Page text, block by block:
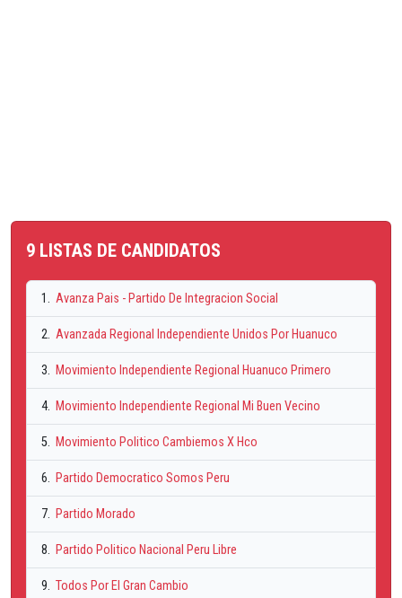
9 LISTAS DE CANDIDATOS
1. Avanza Pais - Partido De Integracion Social
2. Avanzada Regional Independiente Unidos Por Huanuco
3. Movimiento Independiente Regional Huanuco Primero
4. Movimiento Independiente Regional Mi Buen Vecino
5. Movimiento Politico Cambiemos X Hco
6. Partido Democratico Somos Peru
7. Partido Morado
8. Partido Politico Nacional Peru Libre
9. Todos Por El Gran Cambio